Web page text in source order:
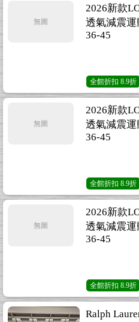
無圖
2026新款
透氣減震運
36-45
全館折扣 8.9折
無圖
2026新款
透氣減震運
36-45
全館折扣 8.9折
無圖
2026新款
透氣減震運
36-45
全館折扣 8.9折
Ralph